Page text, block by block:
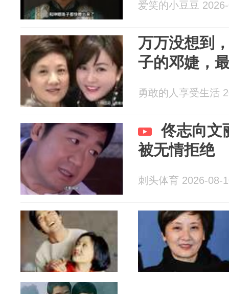
爱笑的小豆豆
万万没想到
子的邓婕，
勇敢的人享受生活
佟志向文
被无情拒绝
刺头体育 2026-08-